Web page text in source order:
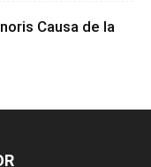
Causa de la